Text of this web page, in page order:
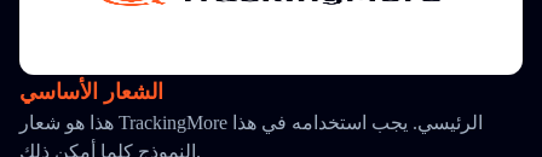
الشعار الأساسي
هذا هو شعار TrackingMore الرئيسي. يجب استخدامه في هذا
النموذج كلما أمكن ذلك.